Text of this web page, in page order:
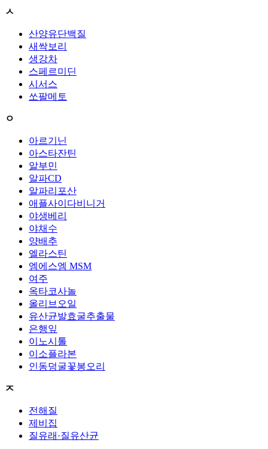
ㅅ
산양유단백질
새싹보리
생강차
스페르미딘
시서스
쏘팔메토
ㅇ
아르기닌
아스타잔틴
알부민
알파CD
알파리포산
애플사이다비니거
야생베리
야채수
양배추
엘라스틴
엠에스엠 MSM
여주
옥타코사놀
올리브오일
유산균발효굴추출물
은행잎
이노시톨
이소플라본
인동덩굴꽃봉오리
ㅈ
전해질
제비집
질유래·질유산균